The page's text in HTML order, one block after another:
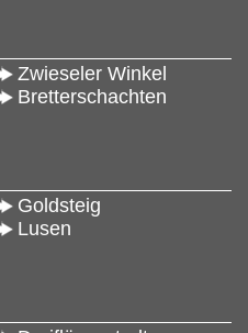
Zwieseler Winkel
Bretterschachten
Goldsteig
Lusen